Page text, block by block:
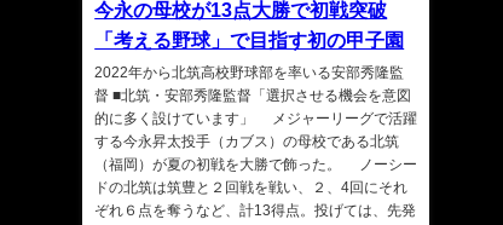
今永の母校が13点大勝で初戦突破
「考える野球」で目指す初の甲子園
2022年から北筑高校野球部を率いる安部秀隆監
督 ■北筑・安部秀隆監督「選択させる機会を意図
的に多く設けています」 メジャーリーグで活躍
する今永昇太投手（カブス）の母校である北筑
（福岡）が夏の初戦を大勝で飾った。 ノーシー
ドの北筑は筑豊と２回戦を戦い、２、4回にそれ
ぞれ６点を奪うなど、計13得点。投げては、先発